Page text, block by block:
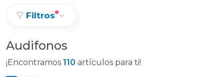
Filtros
Audifonos
¡Encontramos 110 artículos para ti!